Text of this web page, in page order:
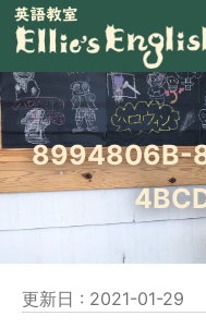
8994806B-
更新日 : 2021-01-29